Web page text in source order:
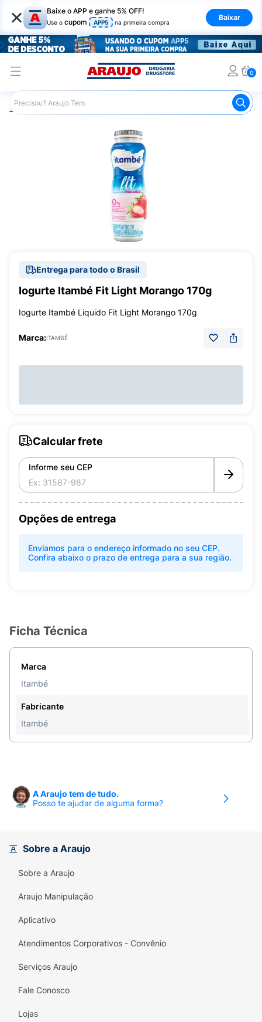
× Baixe o APP e ganhe 5% OFF!
Use o cupom APP5 na primeira compra
Baixar
0
Araujo Mercado Iogurte Itambé Fit Light
Entrega para todo o Brasil
Iogurte Itambé Fit Light Morango 170g
Iogurte Itambé Liquido Fit Light Morango 170g
Marca:ITAMBÉ
Calcular frete
Informe seu CEP
Opções de entrega
Enviamos para o endereço informado no seu CEP.
Confira abaixo o prazo de entrega para a sua região.
Ficha Técnica
Marca
Itambé
Fabricante
Itambé
A Araujo tem de tudo.
Posso te ajudar de alguma forma?
Sobre a Araujo
Sobre a Araujo
Araujo Manipulação
Aplicativo
Atendimentos Corporativos - Convênio
Serviços Araujo
Fale Conosco
Lojas